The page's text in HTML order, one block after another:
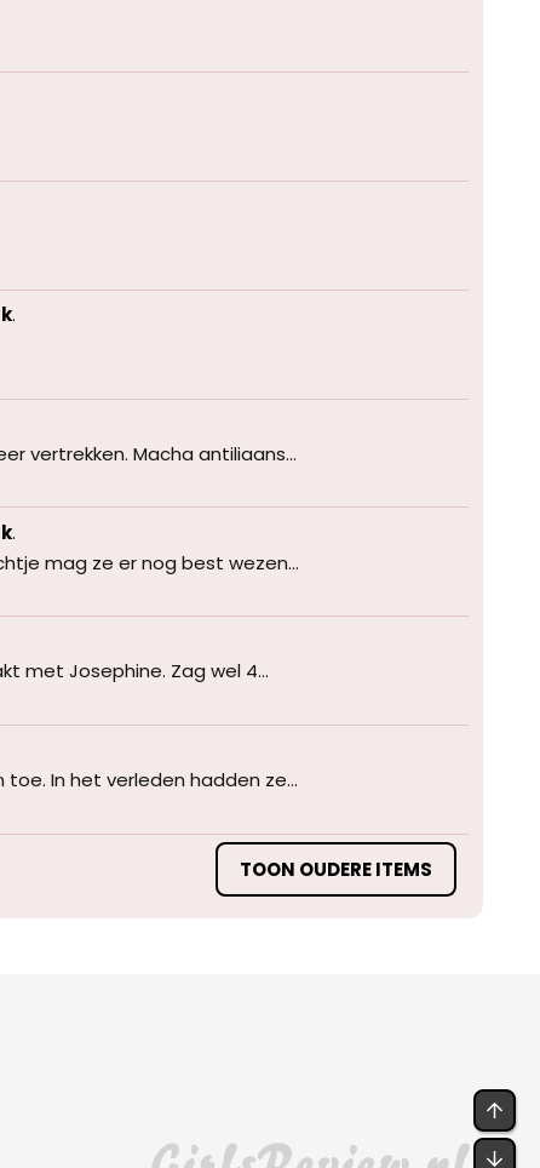
.
vertrekken. Macha antiliaans...
.
mag ze er nog best wezen...
met Josephine. Zag wel 4...
In het verleden hadden ze...
TOON OUDERE ITEMS